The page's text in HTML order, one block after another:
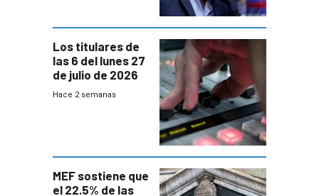
Los titulares de
las 6 del lunes 27
de julio de 2026
Hace 2 semanas
MEF sostiene que
el 22.5% de las